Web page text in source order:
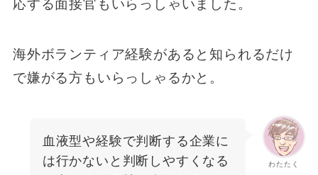
応する面接官もいらっしゃいました。
海外ボランティア経験があると知られるだけ
で嫌がる方もいらっしゃるかと。
わたたく
血液型や経験で判断する企業に
は行かないと判断しやすくなる